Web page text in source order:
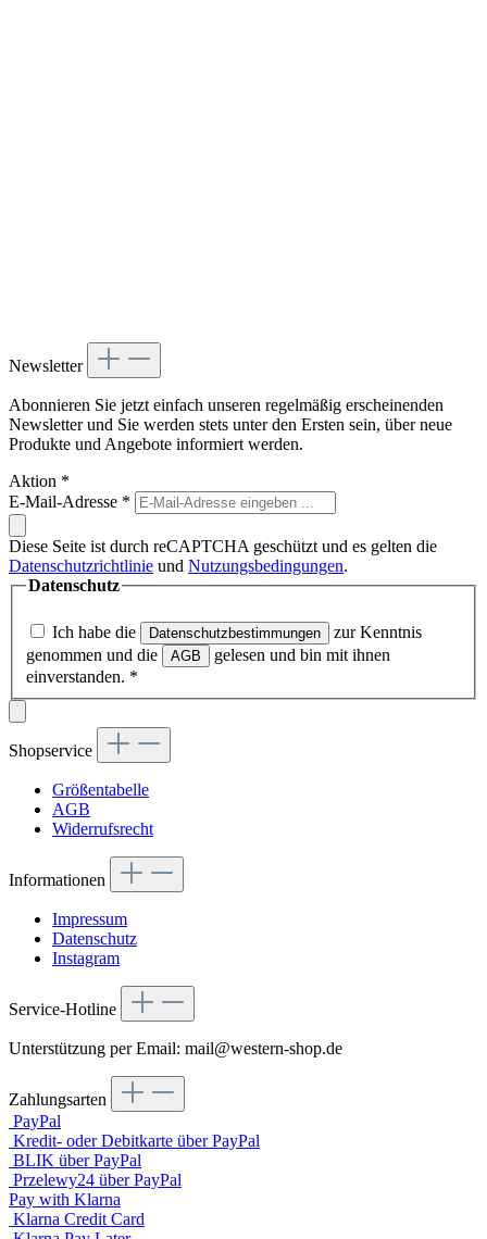
Newsletter
Abonnieren Sie jetzt einfach unseren regelmäßig erscheinenden
Newsletter und Sie werden stets unter den Ersten sein, über neue
Produkte und Angebote informiert werden.
Aktion *
E-Mail-Adresse *
Diese Seite ist durch reCAPTCHA geschützt und es gelten die
Datenschutzrichtlinie und Nutzungsbedingungen.
Datenschutz
Ich habe die Datenschutzbestimmungen
zur Kenntnis
genommen und die
AGB
gelesen und bin mit ihnen
einverstanden. *
Shopservice
Größentabelle
AGB
Widerrufsrecht
Informationen
Impressum
Datenschutz
Instagram
Service-Hotline
Unterstützung per Email: mail@western-shop.de
Zahlungsarten
PayPal
Kredit- oder Debitkarte über PayPal
BLIK über PayPal
Przelewy24 über PayPal
Pay with Klarna
Klarna Credit Card